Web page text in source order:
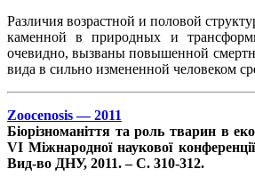
Различия возрастной и половой
каменной в природных и
очевидно, вызваны повышенной
вида в сильно измененной человеком
Zoocenosis — 2011
Біорізноманіття та роль тварин в
VІ Міжнародної наукової
Вид-во ДНУ, 2011. – С. 310-312.